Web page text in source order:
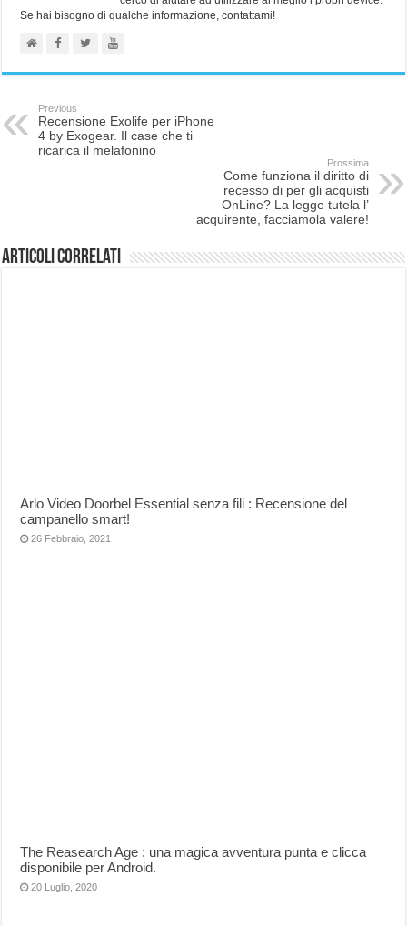
Se hai bisogno di qualche informazione, contattami!
Previous
Recensione Exolife per iPhone
4 by Exogear. Il case che ti
ricarica il melafonino
Prossima
Come funziona il diritto di
recesso di per gli acquisti
OnLine? La legge tutela l’
acquirente, facciamola valere!
Articoli correlati
Arlo Video Doorbel Essential senza fili : Recensione del
campanello smart!
26 Febbraio, 2021
The Reasearch Age : una magica avventura punta e clicca
disponibile per Android.
20 Luglio, 2020